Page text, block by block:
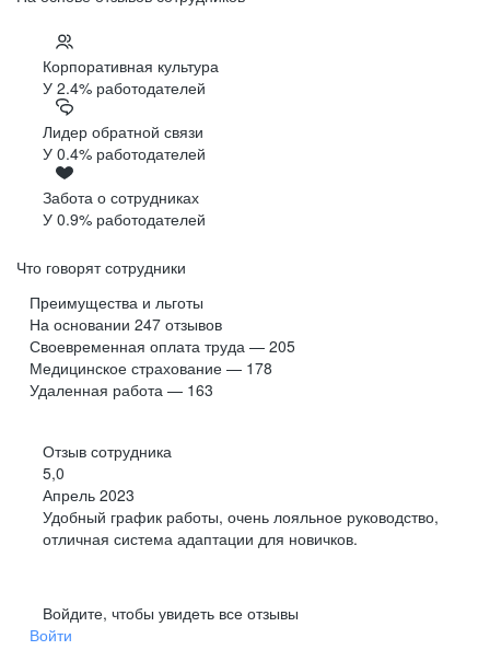
Корпоративная культура
У 2.4% работодателей
Лидер обратной связи
У 0.4% работодателей
Забота о сотрудниках
У 0.9% работодателей
Что говорят сотрудники
Преимущества и льготы
На основании 247 отзывов
Своевременная оплата труда — 205
Медицинское страхование — 178
Удаленная работа — 163
Отзыв сотрудника
5,0
Апрель 2023
Удобный график работы, очень лояльное руководство,
отличная система адаптации для новичков.
Войдите, чтобы увидеть все отзывы
Войти